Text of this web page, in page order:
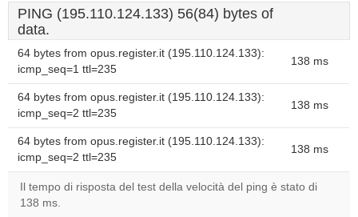
PING (195.110.124.133) 56(84) bytes of
data.
64 bytes from opus.register.it (195.110.124.133):
icmp_seq=1 ttl=235
138 ms
64 bytes from opus.register.it (195.110.124.133):
icmp_seq=2 ttl=235
138 ms
64 bytes from opus.register.it (195.110.124.133):
icmp_seq=2 ttl=235
138 ms
Il tempo di risposta del test della velocità del ping è stato di
138 ms.